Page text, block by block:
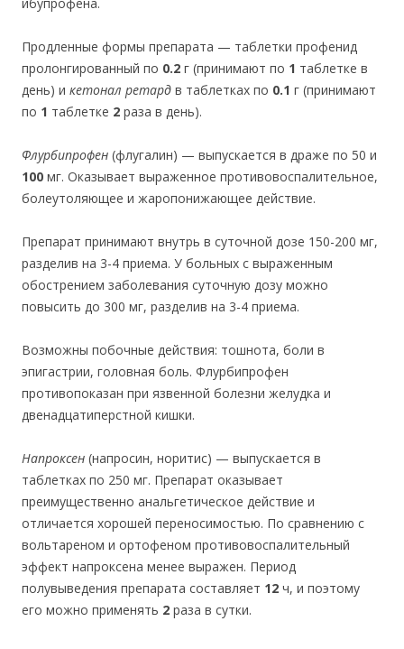
Продленные формы препарата — таблетки профенид
пролонгированный по 0.2 г (принимают по 1 таблетке в
день) и кетонал ретард в таблетках по 0.1 г (принимают
по 1 таблетке 2 раза в день).
Флурбипрофен (флугалин) — выпускается в драже по 50 и
100 мг. Оказывает выраженное противовоспалительное,
болеутоляющее и жаропонижающее действие.
Препарат принимают внутрь в суточной дозе 150-200 мг,
разделив на 3-4 приема. У больных с выраженным
обострением заболевания суточную дозу можно
повысить до 300 мг, разделив на 3-4 приема.
Возможны побочные действия: тошнота, боли в
эпигастрии, головная боль. Флурбипрофен
противопоказан при язвенной болезни желудка и
двенадцатиперстной кишки.
Напроксен (напросин, норитис) — выпускается в
таблетках по 250 мг. Препарат оказывает
преимущественно анальгетическое действие и
отличается хорошей переносимостью. По сравнению с
вольтареном и ортофеном противовоспалительный
эффект напроксена менее выражен. Период
полувыведения препарата составляет 12 ч, и поэтому
его можно применять 2 раза в сутки.